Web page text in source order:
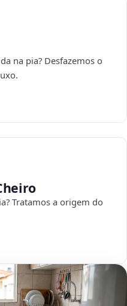
na pia? Desfazemos o
Tratamos a origem do